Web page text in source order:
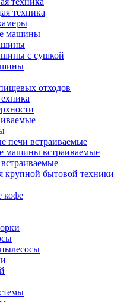
техника
машины
с сушкой
отходов
печи встраиваемые
машины встраиваемые
крупной бытовой техники
кофе